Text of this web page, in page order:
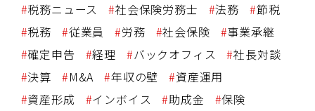
税務ニュース
社会保険労務士 法務
節税
税務
従業員 労務 社会保険
事業承継
確定申告
経理 バックオフィス
社長対談
決算
M&A 年収の壁
資産運用
資産形成
インボイス 助成金
保険